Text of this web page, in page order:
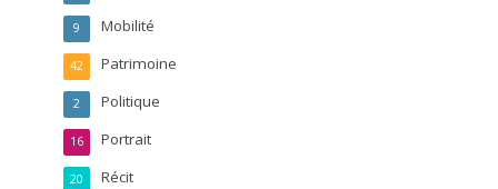
Mobilité
9
Patrimoine
42
Politique
2
Portrait
16
Récit
20